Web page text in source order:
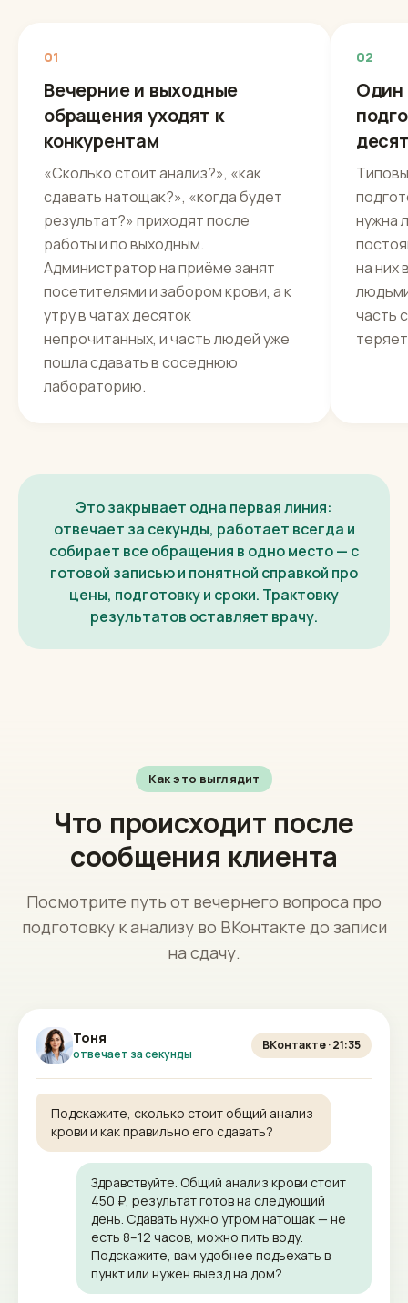
01
Вечерние и выходные
обращения уходят к
конкурентам
«Сколько стоит анализ?», «как
сдавать натощак?», «когда будет
результат?» приходят после
работы и по выходным.
Администратор на приёме занят
посетителями и забором крови, а к
утру в чатах десяток
непрочитанных, и часть людей уже
пошла сдавать в соседнюю
лабораторию.
02
Один
нужна
на них
часть
Это закрывает одна первая линия:
отвечает за секунды, работает всегда и
собирает все обращения в одно место — с
готовой записью и понятной справкой про
цены, подготовку и сроки. Трактовку
результатов оставляет врачу.
Как это выглядит
Что происходит после
сообщения клиента
Посмотрите путь от вечернего вопроса про
подготовку к анализу во ВКонтакте до записи
на сдачу.
Тоня
отвечает за секунды
ВКонтакте · 21:35
Подскажите, сколько стоит общий анализ
крови и как правильно его сдавать?
Здравствуйте. Общий анализ крови стоит
450 ₽, результат готов на следующий
день. Сдавать нужно утром натощак — не
есть 8–12 часов, можно пить воду.
Подскажите, вам удобнее подъехать в
пункт или нужен выезд на дом?